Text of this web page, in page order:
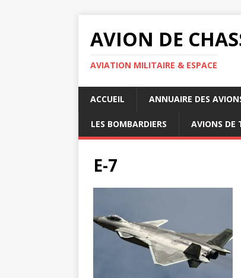
AVION DE
AVIATION MILITAIRE & ESPACE
ACCUEIL ANNUAIRE DES
LES BOMBARDIERS AVIONS DE
E-7